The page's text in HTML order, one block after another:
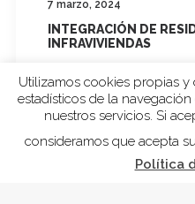
7 marzo, 2024
INTEGRACIÓN DE
INFRAVIVIENDAS
para familias que
practican la…
Utilizamos cookies propias
estadísticos de la
nuestros servicios. Si
consideramos que acepta
Política